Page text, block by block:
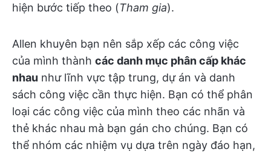
hiện bước tiếp theo (Tham gia).
Allen khuyên bạn nên sắp xếp các công việc
của mình thành các danh mục phân cấp khác
nhau như lĩnh vực tập trung, dự án và danh
sách công việc cần thực hiện. Bạn có thể phân
loại các công việc của mình theo các nhãn và
thẻ khác nhau mà bạn gán cho chúng. Bạn có
thể nhóm các nhiệm vụ dựa trên ngày đáo hạn,